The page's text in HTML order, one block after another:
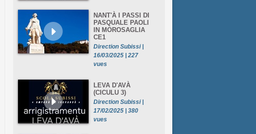
NANT'À I PASSI DI
PASQUALE PAOLI
IN MOROSAGLIA
CE1
Direction Subissi |
16/03/2025 | 227
vues
LEVA D'AVÀ
(CICULU 3)
Direction Subissi |
17/02/2025 | 380
vues